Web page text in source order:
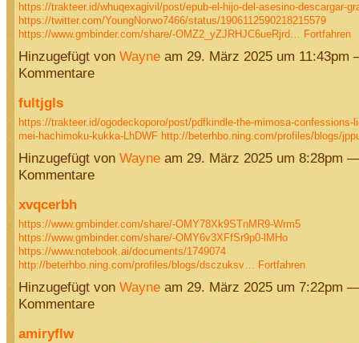
https://trakteer.id/whuqexagivil/post/epub-el-hijo-del-asesino-descargar-
https://twitter.com/YoungNorwo7466/status/1906112590218215579
https://www.gmbinder.com/share/-OMZ2_yZJRHJC6ueRjrd… Fortfahren
Hinzugefügt von Wayneam 29. März 2025 um 11:43pm
Kommentare
fultjgls
https://trakteer.id/ogodeckoporo/post/pdfkindle-the-mimosa-confessions-
mei-hachimoku-kukka-LhDWF http://beterhbo.ning.com/profiles/blogs/
Hinzugefügt von Wayneam 29. März 2025 um 8:28pm
Kommentare
xvqcerbh
https://www.gmbinder.com/share/-OMY78Xk9STnMR9-Wrm5
https://www.gmbinder.com/share/-OMY6v3XFfSr9p0-lMHo
https://www.notebook.ai/documents/1749074
http://beterhbo.ning.com/profiles/blogs/dsczuksv… Fortfahren
Hinzugefügt von Wayneam 29. März 2025 um 7:22pm
Kommentare
amiryflw